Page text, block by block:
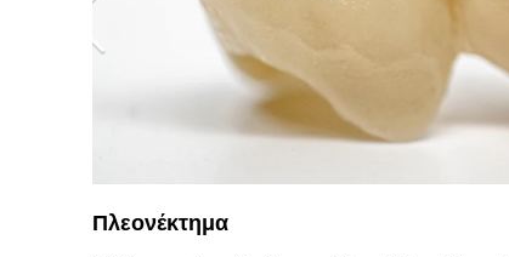
Πλεονέκτημα